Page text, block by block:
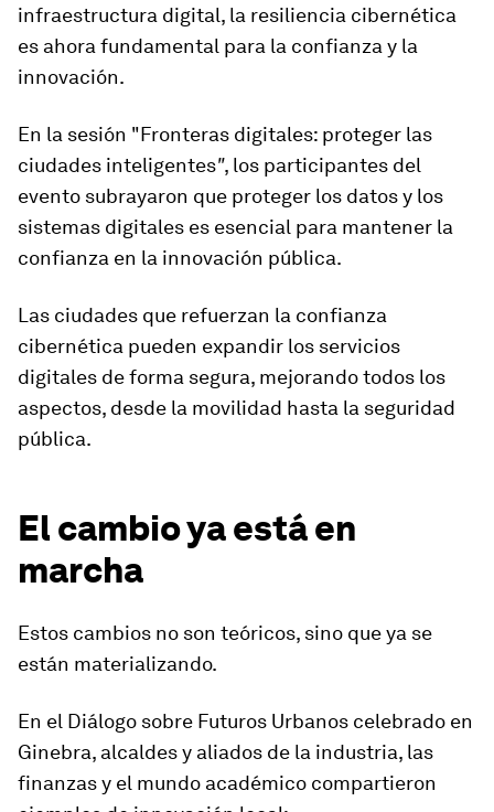
infraestructura digital, la resiliencia cibernética
es ahora fundamental para la confianza y la
innovación.
En la sesión "Fronteras digitales: proteger las
ciudades inteligentes", los participantes del
evento subrayaron que proteger los datos y los
sistemas digitales es esencial para mantener la
confianza en la innovación pública.
Las ciudades que refuerzan la confianza
cibernética pueden expandir los servicios
digitales de forma segura, mejorando todos los
aspectos, desde la movilidad hasta la seguridad
pública.
El cambio ya está en
marcha
Estos cambios no son teóricos, sino que ya se
están materializando.
En el Diálogo sobre Futuros Urbanos celebrado en
Ginebra, alcaldes y aliados de la industria, las
finanzas y el mundo académico compartieron